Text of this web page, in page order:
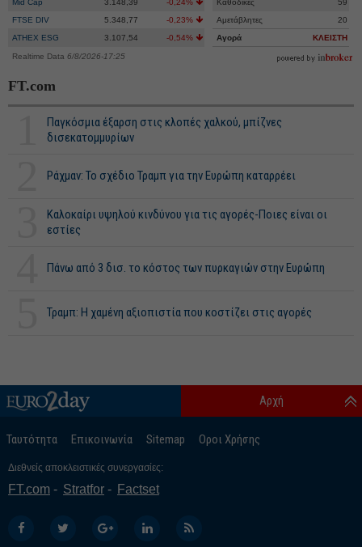
Mid Cap
3.148,39
-0,24%
FTSE DIV
5.348,77
-0,23%
ATHEX ESG
3.107,54 -0,54%
Καθοδικές
59
Αμετάβλητες
20
Αγορά
ΚΛΕΙΣΤΗ
Realtime Data 6/8/2026-17:25
FT.com
Παγκόσμια έξαρση στις κλοπές χαλκού, μπίζνες
δισεκατομμυρίων
Ράχμαν: Το σχέδιο Τραμπ για την Ευρώπη καταρρέει
Καλοκαίρι υψηλού κινδύνου για τις αγορές-Ποιες είναι οι
εστίες
Πάνω από 3 δισ. το κόστος των πυρκαγιών στην Ευρώπη
Τραμπ: Η χαμένη αξιοπιστία που κοστίζει στις αγορές
Ταυτότητα Επικοινωνία Sitemap Οροι Χρήσης
Αρχή
Διεθνείς αποκλειστικές συνεργασίες:
FT.com Stratfor Factset